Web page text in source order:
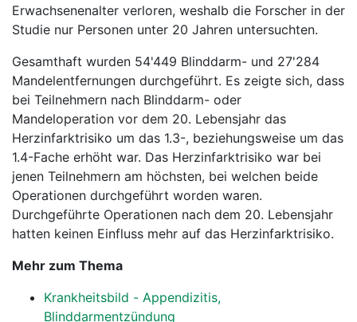
Erwachsenenalter verloren, weshalb die Forscher in der
Studie nur Personen unter 20 Jahren untersuchten.
Gesamthaft wurden 54'449 Blinddarm- und 27'284
Mandelentfernungen durchgeführt. Es zeigte sich, dass
bei Teilnehmern nach Blinddarm- oder
Mandeloperation vor dem 20. Lebensjahr das
Herzinfarktrisiko um das 1.3-, beziehungsweise um das
1.4-Fache erhöht war. Das Herzinfarktrisiko war bei
jenen Teilnehmern am höchsten, bei welchen beide
Operationen durchgeführt worden waren.
Durchgeführte Operationen nach dem 20. Lebensjahr
hatten keinen Einfluss mehr auf das Herzinfarktrisiko.
Mehr zum Thema
Krankheitsbild - Appendizitis,
Blinddarmentzündung